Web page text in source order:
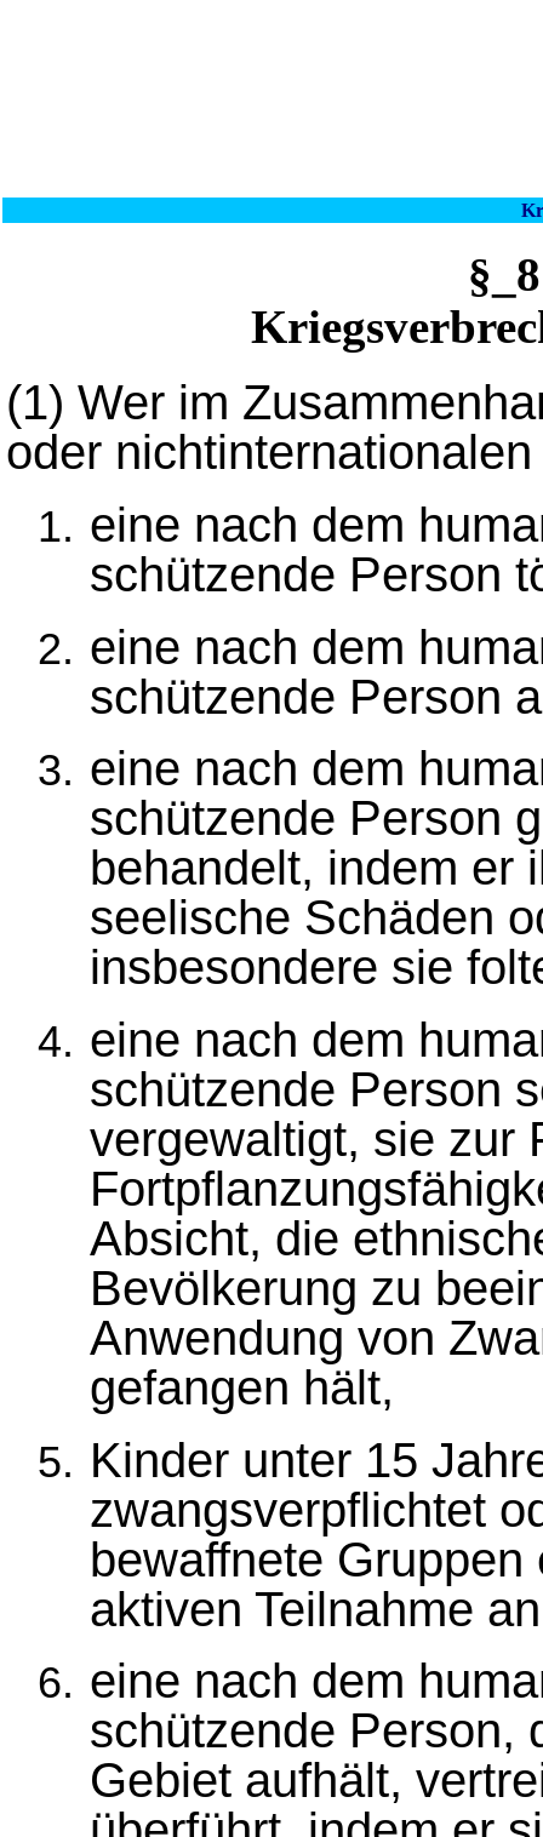
(1) Wer im
oder
eine nach dem
schützende Person
eine nach dem
schützende Person
eine nach dem
schützende Person
behandelt, indem er
seelische Schäden
insbesondere sie
eine nach dem
schützende Person
vergewaltigt, sie zur
Absicht, die
Bevölkerung zu
Anwendung von
gefangen hält,
Kinder unter 15
zwangsverpflichtet
bewaffnete
aktiven Teilnahme
eine nach dem
schützende Person,
Gebiet aufhält,